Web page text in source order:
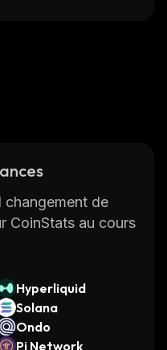
de
CoinStats au cours
Hyperliquid
Solana
Ondo
Pi Network